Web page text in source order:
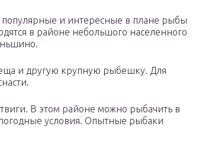
популярные и интересные в плане рыбы
в районе небольшого населенного
и другую крупную рыбешку. Для
В этом районе можно рыбачить в
условия. Опытные рыбаки